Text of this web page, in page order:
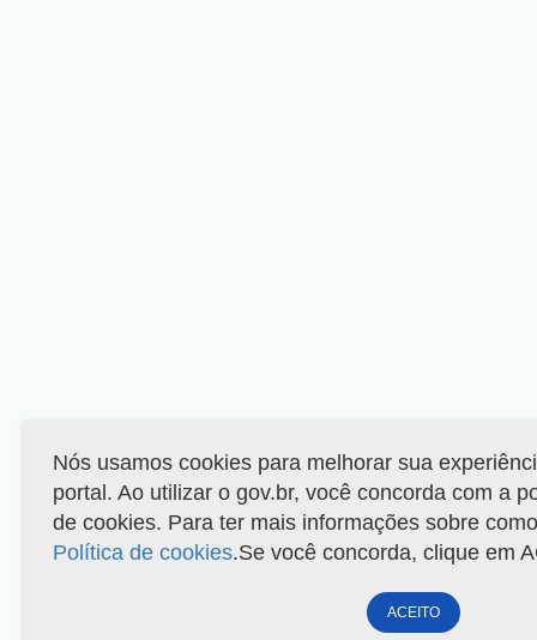
Nós usamos cookies para melhorar sua
portal. Ao utilizar o gov.br, você concorda com a
de cookies. Para ter mais informações sobre
Política de cookies.Se você concorda, clique em
ACEITO